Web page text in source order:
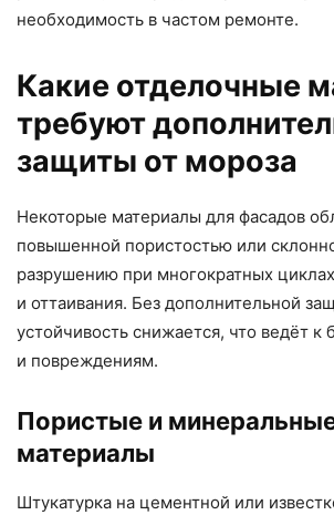
необходимость в частом ремонте.
Какие отделочные
требуют
защиты от мороза
Некоторые материалы для фасадов
повышенной пористостью или
разрушению при многократных
и оттаивания. Без дополнительной
устойчивость снижается, что ведёт к
и повреждениям.
Пористые и
материалы
Штукатурка на цементной или